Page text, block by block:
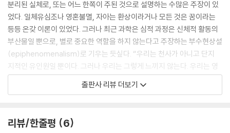
분리된 실체로, 또는 어느 한쪽이 주된 것으로 설명하는 수많은 주장이 있
었다. 일체유심조나 영혼불멸, 자아는 환상이라거나 모든 것은 꿈이라는
등등 온갖 이론이 있었다. 그러나 최근 과학은 심적 과정은 신체적 활동의
부산물일 뿐으로, 별로 중요한 역할을 하지 않는다고 주장하는 부수현상설
(epiphenomenalism)로 기우는 듯싶다. “우리는 천사가 아니고 단지
지적인 유인원일 뿐이다. 그러나 우리는 그렇게 느끼지 않는다. 우리는 영
원히 초월적인 것을 갈망하면서 우리의 날개를 펴고 날아가기를 시도하는,
괴물 몸속에 갇힌 천사처럼 느낀다.”라고 말한 다윈이 옳았던 것일까? 라
라고 주장한다.
출판사 리뷰 더보기
리뷰/한줄평 6